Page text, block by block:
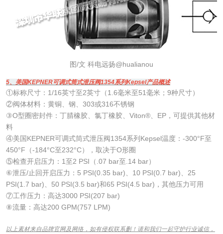
图/文 科电远扬@hualianou
5、美国KEPNER可调式筒式泄压阀1354系列Kepsel产品概述
①标称尺寸：1/16英寸至2英寸（1.6毫米至51毫米；9种尺寸）
②阀体材料：黄铜、钢、303或316不锈钢
③O型圈密封件：丁腈橡胶、氯丁橡胶、Viton®、EP，可提供其他材
料
④美国KEPNER可调式筒式泄压阀1354系列Kepsel温度：-300°F至
450°F（-184°C至232°C），取决于O形圈
⑤检查开启压力：1至2 PSI（.07 bar至.14 bar）
⑥泄压/止回开启压力：5 PSI(0.35 bar)、10 PSI(0.7 bar)、25
PSI(1.7 bar)、50 PSI(3.5 bar)和65 PSI(4.5 bar)，其他压力可用
⑦工作压力：高达3000 PSI(207 bar)
⑧流量：高达200 GPM(757 LPM)
以上素材来自品牌官网及网络，如有侵权联系删！请和我们一起守护行业诚信，